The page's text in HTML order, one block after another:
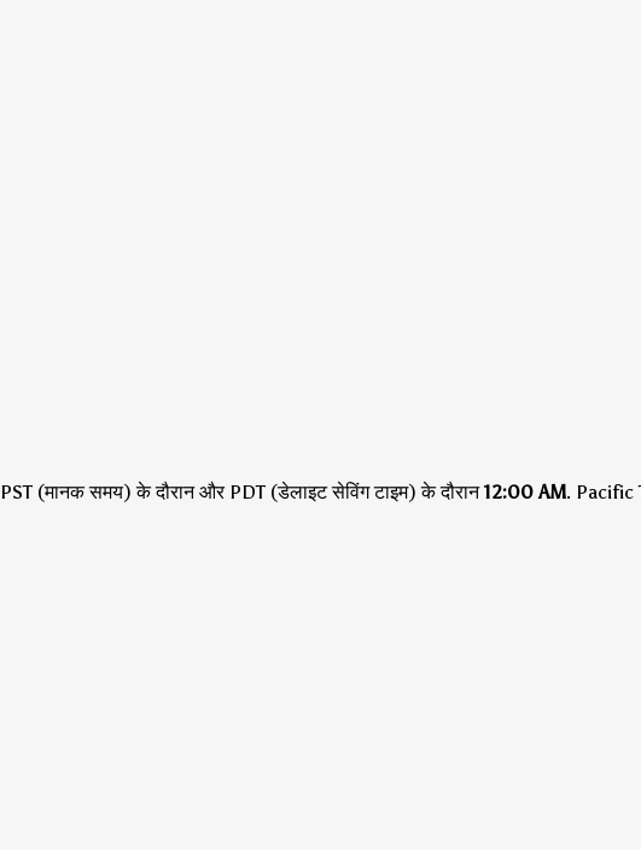
PST (मानक समय) के दौरानऔर PDT (डेलाइट सेविंग टाइम) के दौरान12:00 AM. Pacific